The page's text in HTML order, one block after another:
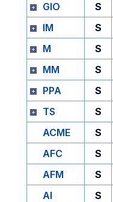
GIO
S
IM
S
M
S
MM
S
PPA
S
TS
S
ACME
S
AFC
S
AFM
S
AI
S